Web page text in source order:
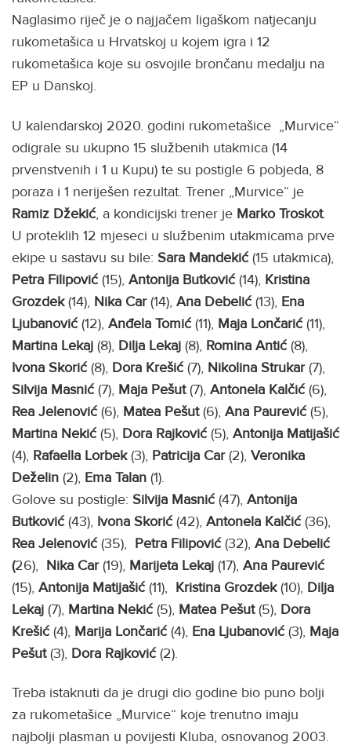
Naglasimo riječ je o najjačem ligaškom natjecanju
rukometašica u Hrvatskoj u kojem igra i 12
rukometašica koje su osvojile brončanu medalju na
EP u Danskoj.
U kalendarskoj 2020. godini rukometašice „Murvice“
odigrale su ukupno 15 službenih utakmica (14
prvenstvenih i 1 u Kupu) te su postigle 6 pobjeda, 8
poraza i 1 neriješen rezultat. Trener „Murvice“ je
Ramiz Džekić, a kondicijski trener je Marko Troskot.
U proteklih 12 mjeseci u službenim utakmicama prve
ekipe u sastavu su bile: Sara Mandekić(15 utakmica),
Petra Filipović(15), Antonija Butković(14), Kristina
Grozdek(14), Nika Car(14), Ana Debelić(13), Ena
Ljubanović(12), Anđela Tomić(11), Maja Lončarić(11),
Martina Lekaj (8), Dilja Lekaj (8), Romina Antić(8),
Ivona Skorić(8), Dora Krešić(7), Nikolina Strukar(7),
Silvija Masnić(7), Maja Pešut(7), Antonela Kalčić(6),
Rea Jelenović(6), Matea Pešut(6), Ana Paurević(5),
Martina Nekić(5), Dora Rajković(5), Antonija Matijašić
(4), Rafaella Lorbek(3), Patricija Car(2), Veronika
Deželin (2), Ema Talan (1).
Golove su postigle: Silvija Masnić(47), Antonija
Butković(43), Ivona Skorić(42), Antonela Kalčić(36),
Rea Jelenović(35), Petra Filipović(32), Ana Debelić
(26), Nika Car(19), Marijeta Lekaj (17), Ana Paurević
(15), Antonija Matijašić(11), Kristina Grozdek(10), Dilja
Lekaj (7), Martina Nekić(5), Matea Pešut(5), Dora
Krešić(4), Marija Lončarić(4), Ena Ljubanović(3), Maja
Pešut(3), Dora Rajković(2).
Treba istaknuti da je drugi dio godine bio puno bolji
za rukometašice „Murvice“ koje trenutno imaju
najbolji plasman u povijesti Kluba, osnovanog 2003.